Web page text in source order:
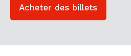
Acheter des billets